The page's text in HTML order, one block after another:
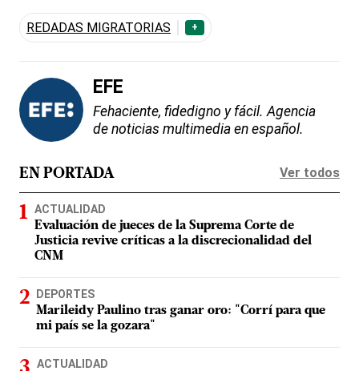
REDADAS MIGRATORIAS +
EFE
Fehaciente, fidedigno y fácil. Agencia
de noticias multimedia en español.
EN PORTADA Ver todos
ACTUALIDAD
Evaluación de jueces de la Suprema Corte de
Justicia revive críticas a la discrecionalidad del
CNM
DEPORTES
Marileidy Paulino tras ganar oro: "Corrí para que
mi país se la gozara"
ACTUALIDAD